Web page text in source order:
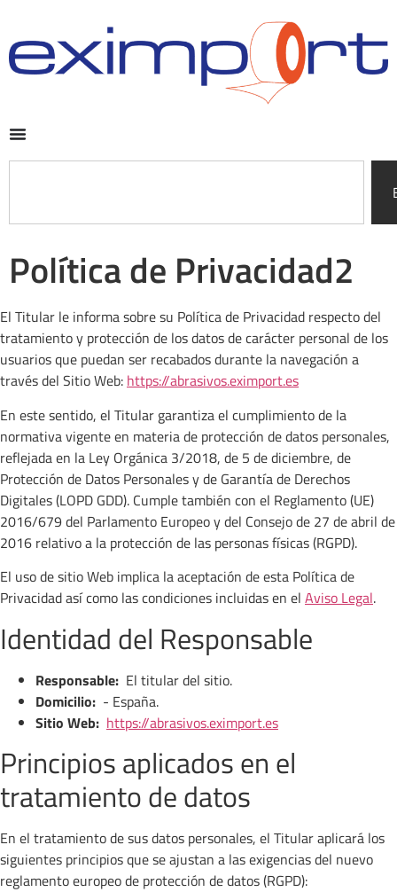
Política de Privacidad2
El Titular le informa sobre su Política de Privacidad respecto del
tratamiento y protección de los datos de carácter personal de los
usuarios que puedan ser recabados durante la navegación a
través del Sitio Web: https://abrasivos.eximport.es
En este sentido, el Titular garantiza el cumplimiento de la
normativa vigente en materia de protección de datos personales,
reflejada en la Ley Orgánica 3/2018, de 5 de diciembre, de
Protección de Datos Personales y de Garantía de Derechos
Digitales (LOPD GDD). Cumple también con el Reglamento (UE)
2016/679 del Parlamento Europeo y del Consejo de 27 de abril de
2016 relativo a la protección de las personas físicas (RGPD).
El uso de sitio Web implica la aceptación de esta Política de
Privacidad así como las condiciones incluidas en el Aviso Legal.
Identidad del Responsable
Responsable: El titular del sitio.
Domicilio: - España.
Sitio Web: https://abrasivos.eximport.es
Principios aplicados en el
tratamiento de datos
En el tratamiento de sus datos personales, el Titular aplicará los
siguientes principios que se ajustan a las exigencias del nuevo
reglamento europeo de protección de datos (RGPD):